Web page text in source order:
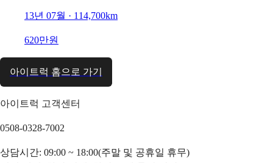
13년 07월 · 114,700km
620만원
아이트럭 홈으로 가기
아이트럭 고객센터
0508-0328-7002
상담시간: 09:00 ~ 18:00(주말 및 공휴일 휴무)